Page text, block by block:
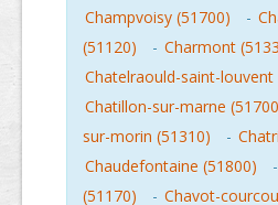
Champvoisy (51700)
-
(51120)
- Charmont
Chatelraould-saint-louvent
Chatillon-sur-marne
sur-morin (51310)
-
Chaudefontaine (51800)
-
(51170)
- Chavot-